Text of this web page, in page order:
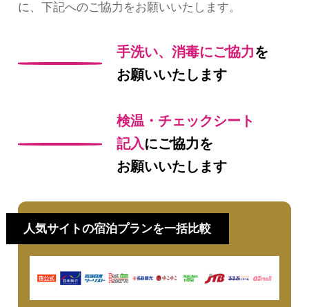
に、下記へのご協力をお願いいたします。
手洗い、消毒にご協力を
お願いいたします
検温・チェックシート
記入 にご協力を
お願いいたします
人気サイトの宿泊プランを一括比較